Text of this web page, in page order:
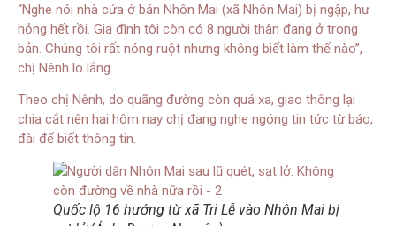
“Nghe nói nhà cửa ở bản Nhôn Mai (xã Nhôn Mai) bị ngập, hư
hỏng hết rồi. Gia đình tôi còn có 8 người thân đang ở trong
bản. Chúng tôi rất nóng ruột nhưng không biết làm thế nào”,
chị Nênh lo lắng.
Theo chị Nênh, do quãng đường còn quá xa, giao thông lại
chia cắt nên hai hôm nay chị đang nghe ngóng tin tức từ báo,
đài để biết thông tin.
Quốc lộ 16 hướng từ xã Tri Lễ vào Nhôn Mai bị